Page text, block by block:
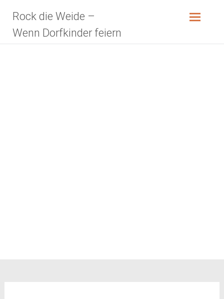
Inhalt
springen
Rock die Weide –
Wenn Dorfkinder feiern